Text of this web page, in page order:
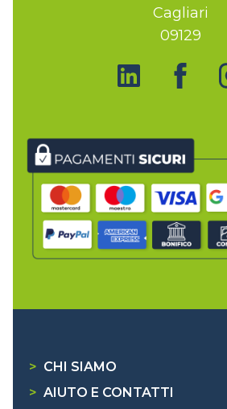
Cagliari
09129
> CHI SIAMO
> AIUTO E CONTATTI